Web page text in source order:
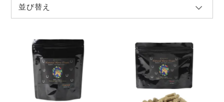
並び替え